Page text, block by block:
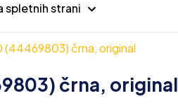
spletnih strani
(44469803) črna, original
črna, original